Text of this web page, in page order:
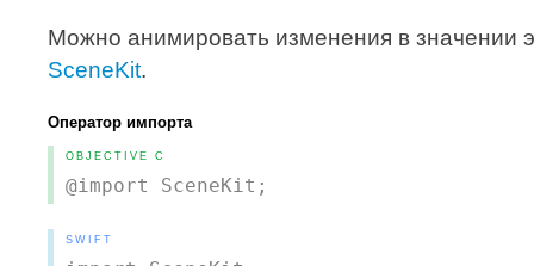
Можно анимировать изменения в значении
SceneKit.
Оператор импорта
OBJECTIVE C
@import SceneKit;
SWIFT